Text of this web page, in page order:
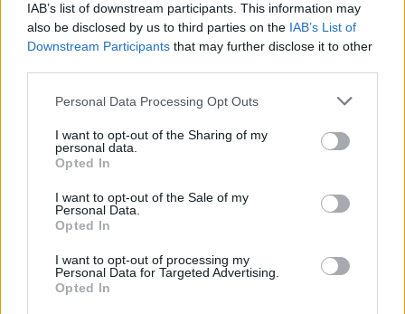
IAB’s list of downstream participants. This information may
also be disclosed by us to third parties on the IAB’s List of
Downstream Participants that may further disclose it to other
Please note that this website/app uses one or more Google
not limited to your visit or usage behaviour. You may click to
grant or deny consent to Google and its third-party tags to
use your data for below specified purposes in below Google
consent section.
Personal Data Processing Opt Outs
I want to opt-out of the Sharing of my
personal data.
Opted In
I want to opt-out of the Sale of my
Personal Data.
Opted In
I want to opt-out of processing my
Personal Data for Targeted Advertising.
Opted In
Cotización de criptomonedas: evolución y perspectivas en 2026
CRIPTOMONEDAS